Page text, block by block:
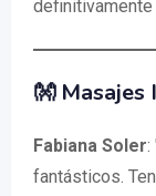
definitivamente
👐 Masajes
Fabiana Soler:
fantásticos.